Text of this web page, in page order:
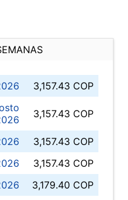
3,157.43 COP
3,157.43 COP
3,157.43 COP
3,157.43 COP
3,179.40 COP